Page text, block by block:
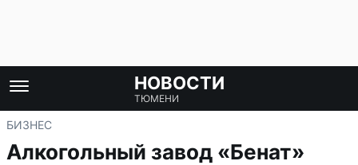
НОВОСТИ
ТЮМЕНИ
БИЗНЕС
Алкогольный завод «Бенат»